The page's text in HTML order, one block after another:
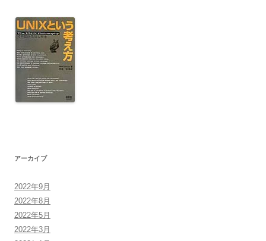
アーカイブ
2022年9月
2022年8月
2022年5月
2022年3月